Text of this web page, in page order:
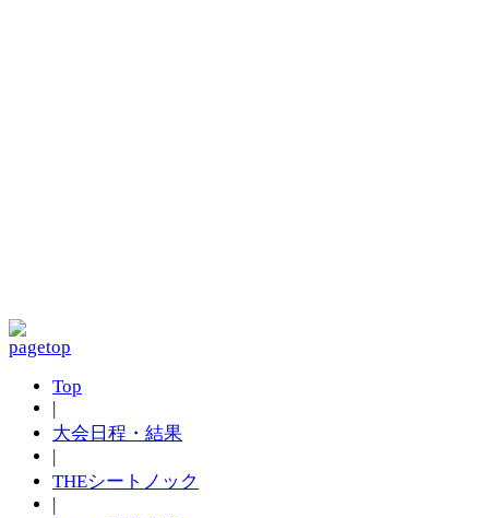
Top
|
大会日程・結果
|
THEシートノック
|